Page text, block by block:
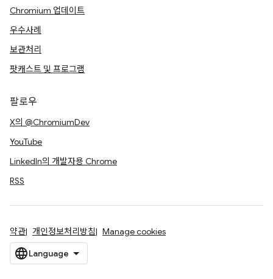
Chromium 업데이트
우수사례
보관처리
팟캐스트 및 프로그램
팔로우
X의 @ChromiumDev
YouTube
LinkedIn의 개발자용 Chrome
RSS
약관 개인정보처리방침 Manage cookies